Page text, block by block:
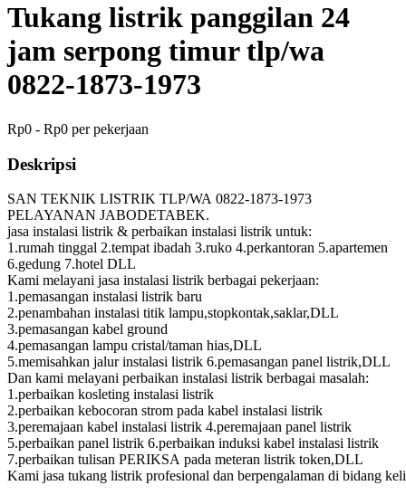
Tukang listrik panggilan 24
jam serpong timur tlp/wa
0822-1873-1973
Rp0 - Rp0 per pekerjaan
Deskripsi
SAN TEKNIK LISTRIK TLP/WA 0822-1873-1973
PELAYANAN JABODETABEK.
jasa instalasi listrik & perbaikan instalasi listrik untuk:
1.rumah tinggal 2.tempat ibadah 3.ruko 4.perkantoran 5.apartemen
6.gedung 7.hotel DLL
Kami melayani jasa instalasi listrik berbagai pekerjaan:
1.pemasangan instalasi listrik baru
2.penambahan instalasi titik lampu,stopkontak,saklar,DLL
3.pemasangan kabel ground
4.pemasangan lampu cristal/taman hias,DLL
5.memisahkan jalur instalasi listrik 6.pemasangan panel listrik,DLL
Dan kami melayani perbaikan instalasi listrik berbagai masalah:
1.perbaikan kosleting instalasi listrik
2.perbaikan kebocoran strom pada kabel instalasi listrik
3.peremajaan kabel instalasi listrik 4.peremajaan panel listrik
5.perbaikan panel listrik 6.perbaikan induksi kabel instalasi listrik
7.perbaikan tulisan PERIKSA pada meteran listrik token,DLL
Kami jasa tukang listrik profesional dan berpengalaman di bidang